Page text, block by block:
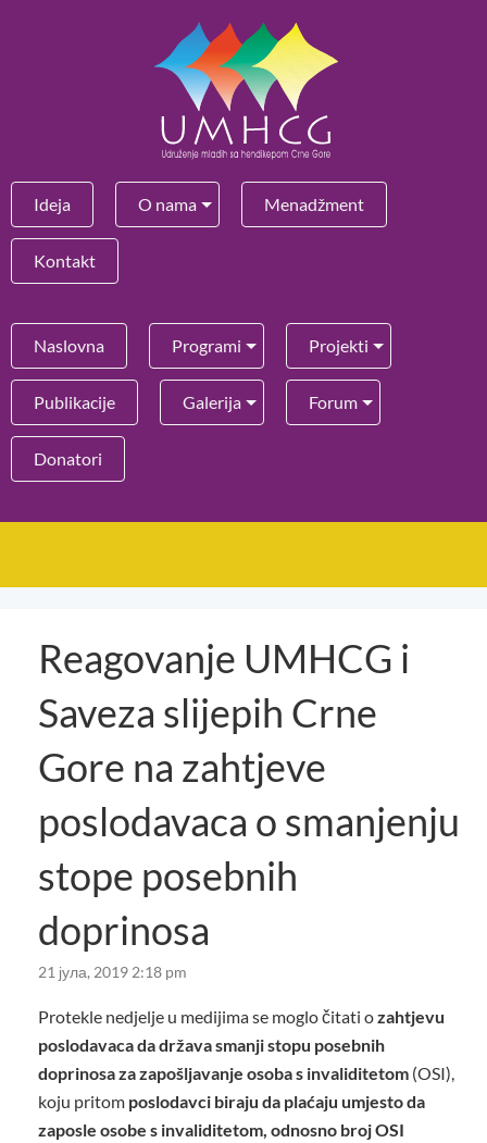
Ideja O nama Menadžment
Kontakt
Naslovna Programi Projekti
Publikacije Galerija Forum
Donatori
Reagovanje UMHCG i
Saveza slijepih Crne
Gore na zahtjeve
poslodavaca o smanjenju
stope posebnih
doprinosa
21 јула, 2019 2:18 pm
Protekle nedjelje u medijima se moglo čitati ozahtjevu
poslodavaca da država smanji stopu posebnih
doprinosa za zapošljavanje osoba s invaliditetom (OSI),
koju pritom poslodavci biraju da plaćaju umjesto da
zaposle osobe s invaliditetom, odnosno broj OSI